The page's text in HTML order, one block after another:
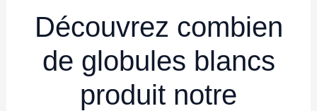
Découvrez combien
de globules blancs
produit notre